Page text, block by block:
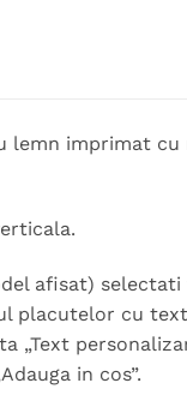
lemn imprimat
afisat) selectati
placutelor cu
in cos”.